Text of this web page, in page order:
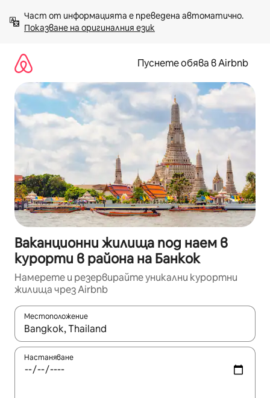
към
съдържанието
Показване на оригиналния език
Пуснете обява в Airbnb
Ваканционни жилища под наем в
курорти в района на Банкок
Намерете и резервирайте уникални курортни
жилища чрез Airbnb
Местоположение
Когато резултатите се покажат, използвайте
Настаняване